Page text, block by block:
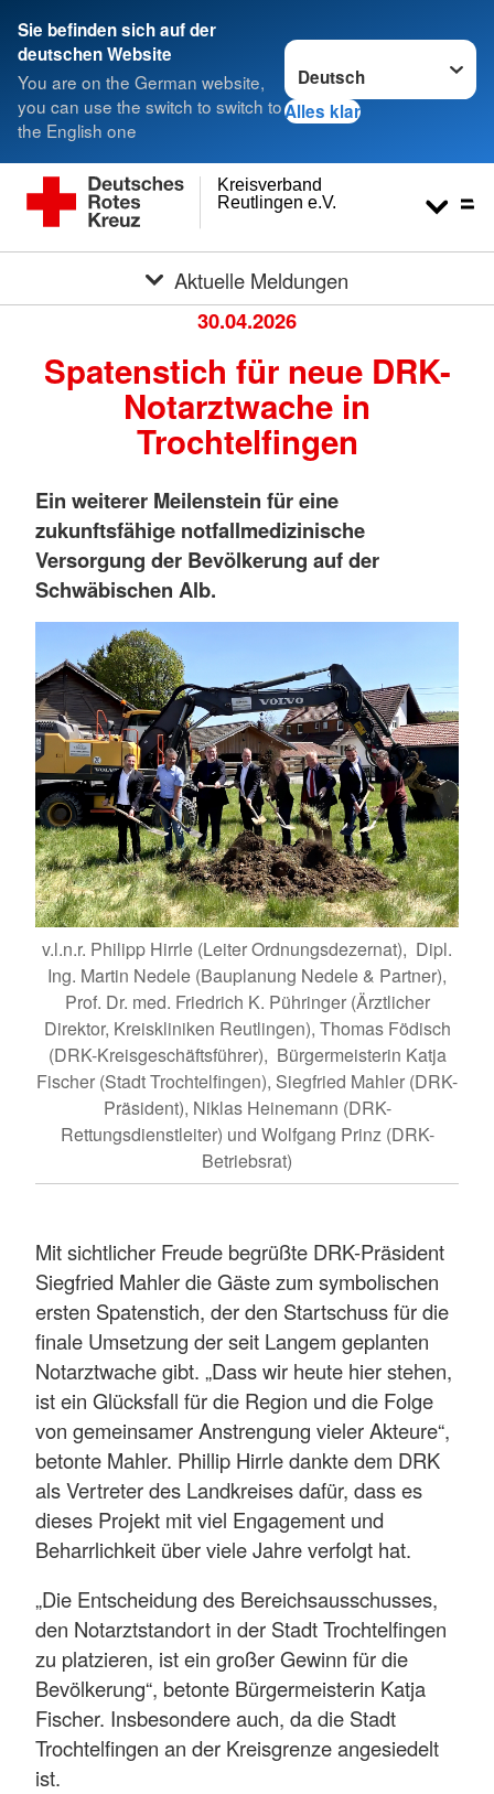
Sie befinden sich auf der
deutschen Website
You are on the German website,
you can use the switch to switch to
the English one
Sprache wechseln zu
Alles klar
Reutlingen e.V.
Kreisverband
Aktuelle Meldungen
30.04.2026
Spatenstich für neue DRK-
Notarztwache in
Trochtelfingen
Ein weiterer Meilenstein für eine
zukunftsfähige notfallmedizinische
Versorgung der Bevölkerung auf der
Schwäbischen Alb.
v.l.n.r. Philipp Hirrle (Leiter Ordnungsdezernat), Dipl.
Ing. Martin Nedele (Bauplanung Nedele & Partner),
Prof. Dr. med. Friedrich K. Pühringer (Ärztlicher
Direktor, Kreiskliniken Reutlingen), Thomas Födisch
(DRK-Kreisgeschäftsführer), Bürgermeisterin Katja
Fischer (Stadt Trochtelfingen), Siegfried Mahler (DRK-
Präsident), Niklas Heinemann (DRK-
Rettungsdienstleiter) und Wolfgang Prinz (DRK-
Betriebsrat)
Mit sichtlicher Freude begrüßte DRK-Präsident
Siegfried Mahler die Gäste zum symbolischen
ersten Spatenstich, der den Startschuss für die
finale Umsetzung der seit Langem geplanten
Notarztwache gibt. „Dass wir heute hier stehen,
ist ein Glücksfall für die Region und die Folge
von gemeinsamer Anstrengung vieler Akteure“,
betonte Mahler. Phillip Hirrle dankte dem DRK
als Vertreter des Landkreises dafür, dass es
dieses Projekt mit viel Engagement und
Beharrlichkeit über viele Jahre verfolgt hat.
„Die Entscheidung des Bereichsausschusses,
den Notarztstandort in der Stadt Trochtelfingen
zu platzieren, ist ein großer Gewinn für die
Bevölkerung“, betonte Bürgermeisterin Katja
Fischer. Insbesondere auch, da die Stadt
Trochtelfingen an der Kreisgrenze angesiedelt
ist.